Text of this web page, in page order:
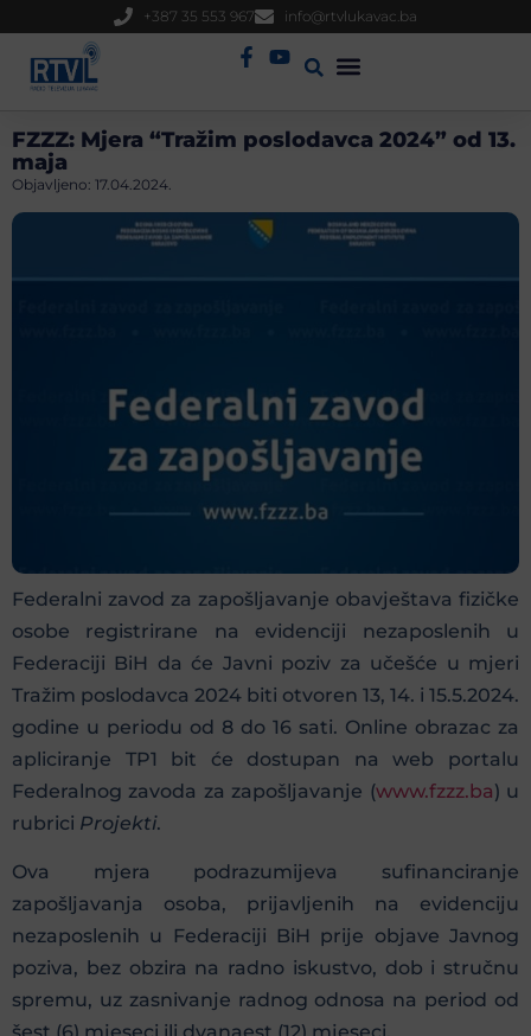
+387 35 553 967 info@rtvlukavac.ba
FZZZ: Mjera “Tražim poslodavca 2024” od 13.
maja
Objavljeno: 17.04.2024.
Federalni zavod za zapošljavanje obavještava fizičke
osobe registrirane na evidenciji nezaposlenih u
Federaciji BiH da će Javni poziv za učešće u mjeri
Tražim poslodavca 2024 biti otvoren 13, 14. i 15.5.2024.
godine u periodu od 8 do 16 sati. Online obrazac za
apliciranje TP1 bit će dostupan na web portalu
Federalnog zavoda za zapošljavanje (www.fzzz.ba) u
rubrici Projekti.
Ova mjera podrazumijeva sufinanciranje
zapošljavanja osoba, prijavljenih na evidenciju
nezaposlenih u Federaciji BiH prije objave Javnog
poziva, bez obzira na radno iskustvo, dob i stručnu
spremu, uz zasnivanje radnog odnosa na period od